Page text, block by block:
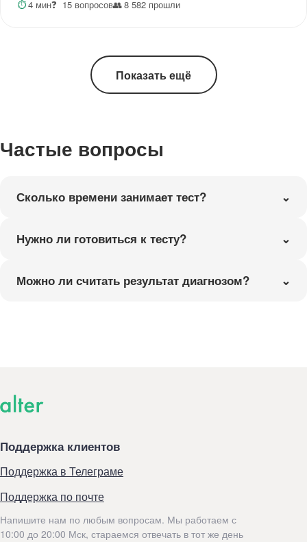
⏱4 мин❓ 15 вопросов👥8 582 прошли
Показать ещё
Частые вопросы
Сколько времени занимает тест?
Нужно ли готовиться к тесту?
Можно ли считать результат диагнозом?
Поддержка клиентов
Поддержка в Телеграме
Поддержка по почте
Напишите нам по любым вопросам. Мы работаем с
10:00 до 20:00 Мск, стараемся отвечать в тот же день